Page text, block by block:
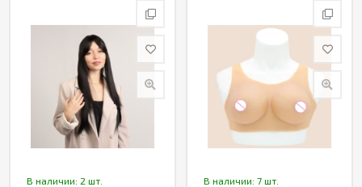
В наличии: 2 шт. В наличии: 7 шт.